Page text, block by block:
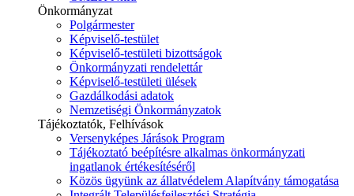
Önkormányzat
Polgármester
Képviselő-testület
Képviselő-testületi bizottságok
Önkormányzati rendelettár
Képviselő-testületi ülések
Gazdálkodási adatok
Nemzetiségi Önkormányzatok
Tájékoztatók, Felhívások
Versenyképes Járások Program
Tájékoztató beépítésre alkalmas önkormányzati
ingatlanok értékesítéséről
Közös ügyünk az állatvédelem Alapítvány támogatása